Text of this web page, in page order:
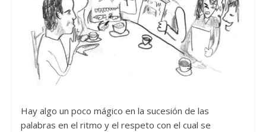
Hay algo un poco mágico en la sucesión de las
palabras en el ritmo y el respeto con el cual se